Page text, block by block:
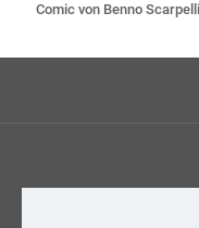
Comic von Benno
©